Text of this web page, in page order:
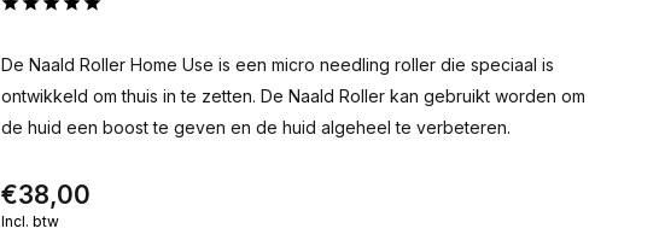
De Naald Roller Home Use is een micro needling roller die speciaal is
ontwikkeld om thuis in te zetten. De Naald Roller kan gebruikt worden om
de huid een boost te geven en de huid algeheel te verbeteren.
€38,00
Incl. btw